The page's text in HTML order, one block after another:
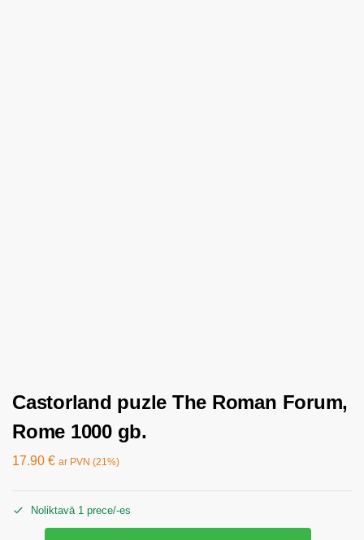
Castorland puzle The Roman Forum,
Rome 1000 gb.
17.90 € ar PVN (21%)
Noliktavā 1 prece/-es